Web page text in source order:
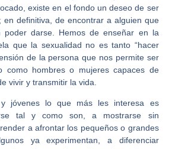
existe en el fondo un deseo de ser
; en definitiva, de encontrar a alguien que
poder darse
Hemos de enseñar en la
que la sexualidad no es tanto “hacer
de la persona que nos permite ser
como hombres o mujeres capaces de
vivir y transmitir la vida.
jóvenes lo que más les interesa es
tal y como son, a mostrarse sin
a afrontar los pequeños o grandes
ya experimentan, a diferenciar